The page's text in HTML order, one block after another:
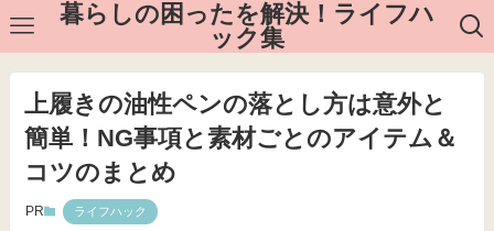
暮らしの困ったを解決！ライフハ
ック集
上履きの油性ペンの落とし方は意外と
簡単！NG事項と素材ごとのアイテム＆
コツのまとめ
PR ライフハック